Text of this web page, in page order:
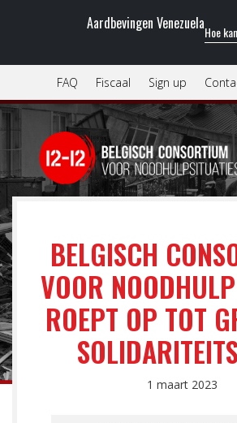
Aardbevingen VenezuelaHoe
FAQ Fiscaal Sign up
BELGISCH
VOOR
ROEPT OP TOT
1 maart 2023